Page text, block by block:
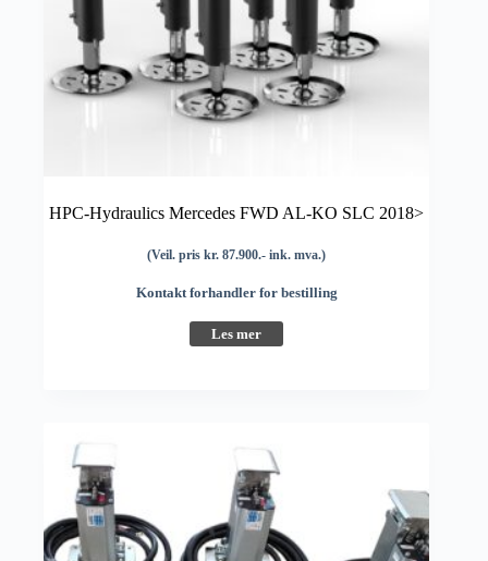
HPC-Hydraulics Mercedes FWD AL-KO SLC 2018>
(Veil. pris kr. 87.900.- ink. mva.)
Kontakt forhandler for bestilling
Les mer